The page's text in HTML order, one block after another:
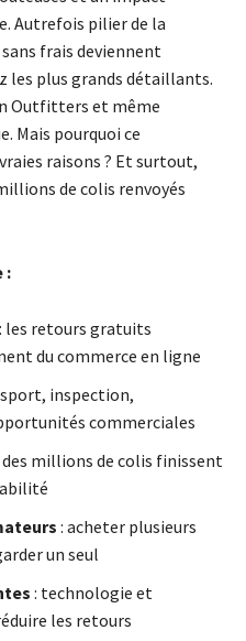
Autrefois pilier de la
frais deviennent
les plus grands détaillants.
Outfitters et même
Mais pourquoi ce
raisons ? Et surtout,
de colis renvoyés
:
: les retours gratuits
du commerce en ligne
inspection,
commerciales
des millions de colis finissent
: acheter plusieurs
un seul
: technologie et
les retours